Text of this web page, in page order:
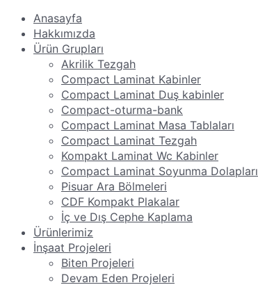
Anasayfa
Hakkımızda
Ürün Grupları
Akrilik Tezgah
Compact Laminat Kabinler
Compact Laminat Duş kabinler
Compact-oturma-bank
Compact Laminat Masa Tablaları
Compact Laminat Tezgah
Kompakt Laminat Wc Kabinler
Compact Laminat Soyunma Dolapları
Pisuar Ara Bölmeleri
CDF Kompakt Plakalar
İç ve Dış Cephe Kaplama
Ürünlerimiz
İnşaat Projeleri
Biten Projeleri
Devam Eden Projeleri